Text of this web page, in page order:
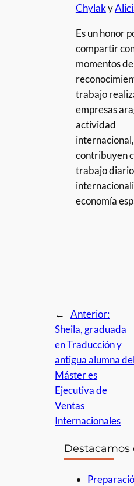
Chylaky
Es un honor
compartir
momentos de
trabajo
empresas
actividad
contribuyen
trabajo diario
economía
←
Anterior:
Sheila, graduada
en Traducción y
antigua alumna del
Máster es
Ejecutiva de
Ventas
Internacionales
Destacamos